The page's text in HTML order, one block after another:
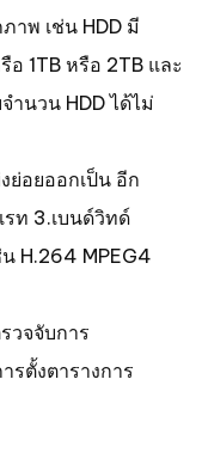
พ เช่น HDD มี
1TB หรือ 2TB และ
ำนวน HDD ได้ไม่
ย่อยออกเป็น อีก
ท 3.เบนด์วิทด์
H.264 MPEG4
วจจับการ
ตั้งตารางการ